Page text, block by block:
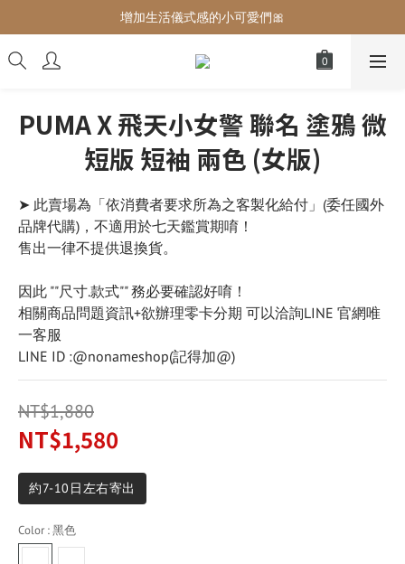
增加生活儀式感的小可愛們🎀
增加生活儀式感的小可愛們🎀
最後現貨‼️這價格不需要再解釋🔥
PUMA X 飛天小女警 聯名 塗鴉 微
短版 短袖 兩色 (女版)
➤ 此賣場為「依消費者要求所為之客製化給付」(委任國外
品牌代購)，不適用於七天鑑賞期唷！
售出一律不提供退換貨。
因此 ""尺寸.款式"" 務必要確認好唷！
相關商品問題資訊+欲辦理零卡分期 可以洽詢LINE 官網唯
一客服
LINE ID :@nonameshop(記得加@)
NT$1,880
NT$1,580
約7-10日左右寄出
Color : 黑色